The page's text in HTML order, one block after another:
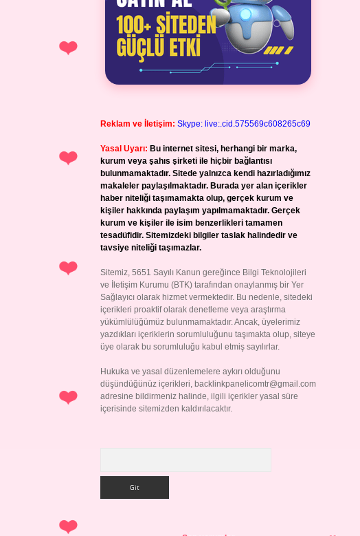
Reklam ve İletişim: Skype: live:.cid.575569c608265c69
Yasal Uyarı: Bu internet sitesi, herhangi bir marka,
kurum veya şahıs şirketi ile hiçbir bağlantısı
bulunmamaktadır. Sitede yalnızca kendi hazırladığımız
makaleler paylaşılmaktadır. Burada yer alan içerikler
haber niteliği taşımamakta olup, gerçek kurum ve
kişiler hakkında paylaşım yapılmamaktadır. Gerçek
kurum ve kişiler ile isim benzerlikleri tamamen
tesadüfidir. Sitemizdeki bilgiler taslak halindedir ve
tavsiye niteliği taşımazlar.
Sitemiz, 5651 Sayılı Kanun gereğince Bilgi Teknolojileri
ve İletişim Kurumu (BTK) tarafından onaylanmış bir Yer
Sağlayıcı olarak hizmet vermektedir. Bu nedenle, sitedeki
içerikleri proaktif olarak denetleme veya araştırma
yükümlülüğümüz bulunmamaktadır. Ancak, üyelerimiz
yazdıkları içeriklerin sorumluluğunu taşımakta olup, siteye
üye olarak bu sorumluluğu kabul etmiş sayılırlar.
Hukuka ve yasal düzenlemelere aykırı olduğunu
düşündüğünüz içerikleri, backlinkpanelicomtr@gmail.com
adresine bildirmeniz halinde, ilgili içerikler yasal süre
içerisinde sitemizden kaldırılacaktır.